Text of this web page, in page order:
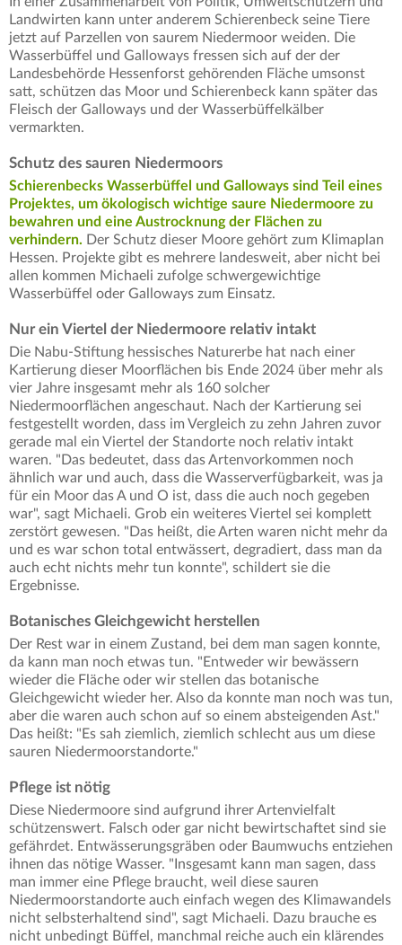
Landwirten kann unter anderem Schierenbeck seine Tiere
jetzt auf Parzellen von saurem Niedermoor weiden. Die
Wasserbüffel und Galloways fressen sich auf der der
Landesbehörde Hessenforst gehörenden Fläche umsonst
satt, schützen das Moor und Schierenbeck kann später das
Fleisch der Galloways und der Wasserbüffelkälber
vermarkten.
Schutz des sauren Niedermoors
Schierenbecks Wasserbüffel und Galloways sind Teil eines
Projektes, um ökologisch wichtige saure Niedermoore zu
bewahren und eine Austrocknung der Flächen zu
verhindern. Der Schutz dieser Moore gehört zum Klimaplan
Hessen. Projekte gibt es mehrere landesweit, aber nicht bei
allen kommen Michaeli zufolge schwergewichtige
Wasserbüffel oder Galloways zum Einsatz.
Nur ein Viertel der Niedermoore relativ intakt
Die Nabu-Stiftung hessisches Naturerbe hat nach einer
Kartierung dieser Moorflächen bis Ende 2024 über mehr als
vier Jahre insgesamt mehr als 160 solcher
Niedermoorflächen angeschaut. Nach der Kartierung sei
festgestellt worden, dass im Vergleich zu zehn Jahren zuvor
gerade mal ein Viertel der Standorte noch relativ intakt
waren. "Das bedeutet, dass das Artenvorkommen noch
ähnlich war und auch, dass die Wasserverfügbarkeit, was ja
für ein Moor das A und O ist, dass die auch noch gegeben
war", sagt Michaeli. Grob ein weiteres Viertel sei komplett
zerstört gewesen. "Das heißt, die Arten waren nicht mehr da
und es war schon total entwässert, degradiert, dass man da
auch echt nichts mehr tun konnte", schildert sie die
Ergebnisse.
Botanisches Gleichgewicht herstellen
Der Rest war in einem Zustand, bei dem man sagen konnte,
da kann man noch etwas tun. "Entweder wir bewässern
wieder die Fläche oder wir stellen das botanische
Gleichgewicht wieder her. Also da konnte man noch was tun,
aber die waren auch schon auf so einem absteigenden Ast."
Das heißt: "Es sah ziemlich, ziemlich schlecht aus um diese
sauren Niedermoorstandorte."
Pflege ist nötig
Diese Niedermoore sind aufgrund ihrer Artenvielfalt
schützenswert. Falsch oder gar nicht bewirtschaftet sind sie
gefährdet. Entwässerungsgräben oder Baumwuchs entziehen
ihnen das nötige Wasser. "Insgesamt kann man sagen, dass
man immer eine Pflege braucht, weil diese sauren
Niedermoorstandorte auch einfach wegen des Klimawandels
nicht selbsterhaltend sind", sagt Michaeli. Dazu brauche es
nicht unbedingt Büffel, manchmal reiche auch ein klärendes